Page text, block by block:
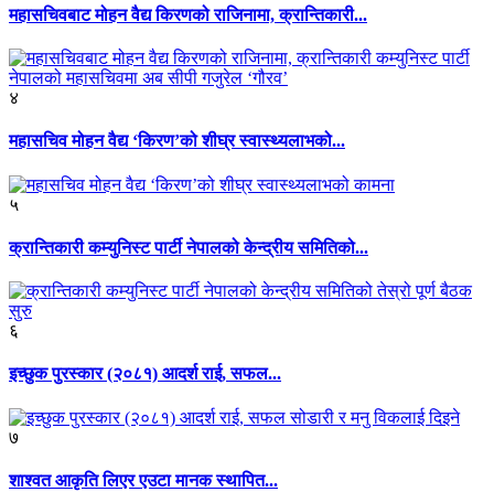
महासचिवबाट मोहन वैद्य किरणको राजिनामा, क्रान्तिकारी...
४
महासचिव मोहन वैद्य ‘किरण’को शीघ्र स्वास्थ्यलाभको...
५
क्रान्तिकारी कम्युनिस्ट पार्टी नेपालको केन्द्रीय समितिको...
६
इच्छुक पुरस्कार (२०८१) आदर्श राई, सफल...
७
शाश्वत आकृति लिएर एउटा मानक स्थापित...